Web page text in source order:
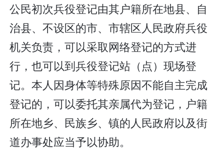
公民初次兵役登记由其户籍所在地县、自
治县、不设区的市、市辖区人民政府兵役
机关负责，可以采取网络登记的方式进
行，也可以到兵役登记站（点）现场登
记。本人因身体等特殊原因不能自主完成
登记的，可以委托其亲属代为登记，户籍
所在地乡、民族乡、镇的人民政府以及街
道办事处应当予以协助。